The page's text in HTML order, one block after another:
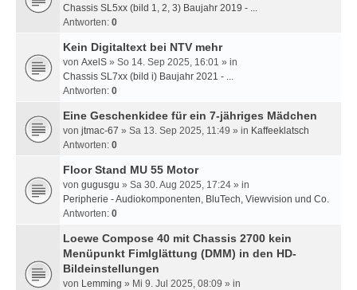
Chassis SL5xx (bild 1, 2, 3) Baujahr 2019 - ...
Antworten: 0
Kein Digitaltext bei NTV mehr
von AxelS » So 14. Sep 2025, 16:01 » in
Chassis SL7xx (bild i) Baujahr 2021 - ...
Antworten: 0
Eine Geschenkidee für ein 7-jähriges Mädchen
von jtmac-67 » Sa 13. Sep 2025, 11:49 » in Kaffeeklatsch
Antworten: 0
Floor Stand MU 55 Motor
von gugusgu » Sa 30. Aug 2025, 17:24 » in
Peripherie - Audiokomponenten, BluTech, Viewvision und Co.
Antworten: 0
Loewe Compose 40 mit Chassis 2700 kein
Menüpunkt Fimlglättung (DMM) in den HD-
Bildeinstellungen
von Lemming » Mi 9. Jul 2025, 08:09 » in